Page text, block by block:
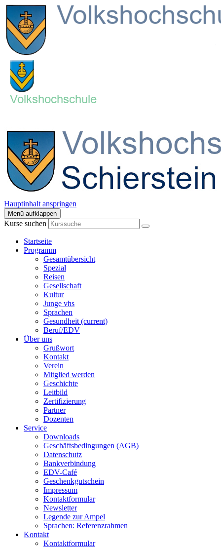
Hauptinhalt anspringen
Menü aufklappen
Kurse suchen
Startseite
Programm
Gesamtübersicht
Spezial
Reisen
Gesellschaft
Kultur
Junge vhs
Sprachen
Gesundheit (current)
Beruf/EDV
Über uns
Grußwort
Kontakt
Verein
Mitglied werden
Geschichte
Leitbild
Zertifizierung
Partner
Dozenten
Service
Downloads
Geschäftsbedingungen (AGB)
Datenschutz
Bankverbindung
EDV-Café
Geschenkgutschein
Impressum
Kontaktformular
Newsletter
Legende zur Ampel
Sprachen: Referenzrahmen
Kontakt
Kontaktformular